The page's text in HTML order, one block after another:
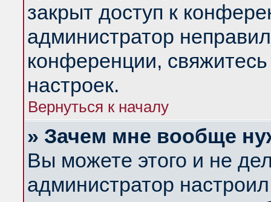
закрыт доступ к
администратор
конференции,
настроек.
Вернуться к началу
» Зачем мне вообще
Вы можете этого и не
администратор